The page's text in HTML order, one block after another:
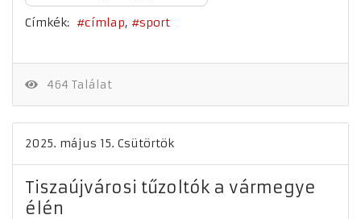
Címkék: címlap sport
464 Találat
2025. május 15. Csütörtök
Tiszaújvárosi tűzoltók a vármegye
élén